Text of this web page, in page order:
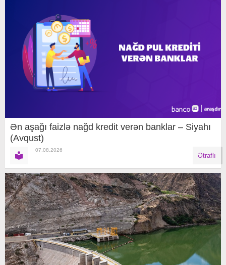
Ən aşağı faizlə nağd kredit verən banklar – Siyahı
(Avqust)
07.08.2026
Ətraflı